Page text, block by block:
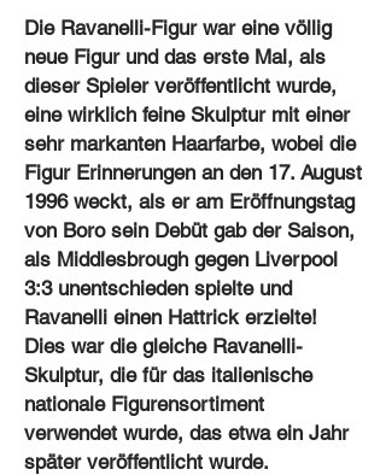
Die Ravanelli-Figur war eine völlig
neue Figur und das erste Mal, als
dieser Spieler veröffentlicht wurde,
eine wirklich feine Skulptur mit einer
sehr markanten Haarfarbe, wobei die
Figur Erinnerungen an den 17. August
1996 weckt, als er am Eröffnungstag
von Boro sein Debüt gab der Saison,
als Middlesbrough gegen Liverpool
3:3 unentschieden spielte und
Ravanelli einen Hattrick erzielte!
Dies war die gleiche Ravanelli-
Skulptur, die für das italienische
nationale Figurensortiment
verwendet wurde, das etwa ein Jahr
später veröffentlicht wurde.